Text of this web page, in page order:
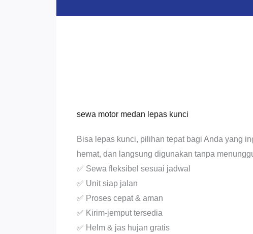
sewa motor medan lepas kunci
Bisa lepas kunci, pilihan tepat bagi Anda yang
hemat, dan langsung digunakan tanpa
✅ Sewa fleksibel sesuai jadwal
✅ Unit siap jalan
✅ Proses cepat & aman
✅ Kirim-jemput tersedia
✅ Helm & jas hujan gratis